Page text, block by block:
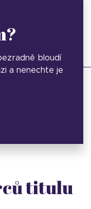
bloudí
a nenechte je
titulu